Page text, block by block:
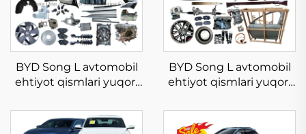
BYD Song L avtomobil
ehtiyot qismlari yuqori
jihozlari Song L DM-i EV
aksessuarlari yangi asl
BYD Song L avtomobil
ehtiyot qismlari yuqori
jihozlari Song L DM-i EV
aksessuarlari yangi asl